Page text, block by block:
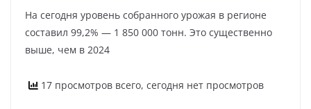
На сегодня уровень собранного урожая в регионе
составил 99,2% — 1 850 000 тонн. Это существенно
выше, чем в 2024
17 просмотров всего, сегодня нет просмотров